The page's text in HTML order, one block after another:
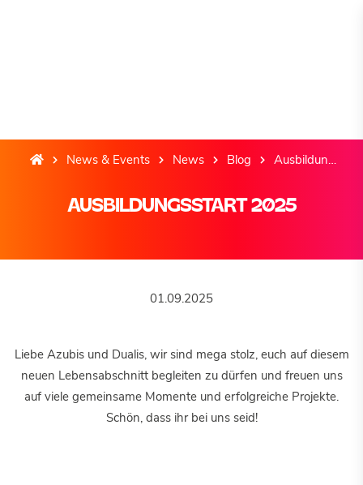
News & Events News Blog Ausbildungsstart 2025
AUSBILDUNGSSTART 2025
01.09.2025
Liebe Azubis und Dualis, wir sind mega stolz, euch auf diesem
neuen Lebensabschnitt begleiten zu dürfen und freuen uns
auf viele gemeinsame Momente und erfolgreiche Projekte.
Schön, dass ihr bei uns seid!